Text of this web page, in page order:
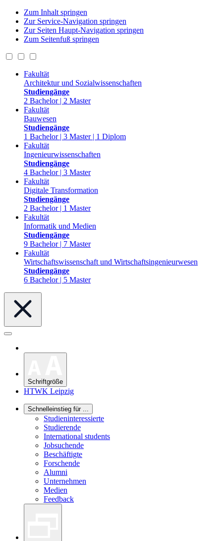
Zum Inhalt springen
Zur Service-Navigation springen
Zur Seiten Haupt-Navigation springen
Zum Seitenfuß springen
Fakultät
Architektur und Sozialwissenschaften
Studiengänge
2 Bachelor | 2 Master
Fakultät
Bauwesen
Studiengänge
1 Bachelor | 3 Master | 1 Diplom
Fakultät
Ingenieurwissenschaften
Studiengänge
4 Bachelor | 3 Master
Fakultät
Digitale Transformation
Studiengänge
2 Bachelor | 1 Master
Fakultät
Informatik und Medien
Studiengänge
9 Bachelor | 7 Master
Fakultät
Wirtschaftswissenschaft und Wirtschaftsingenieurwesen
Studiengänge
6 Bachelor | 5 Master
Schriftgröße
HTWK Leipzig
Schnelleinstieg für ...
Studieninteressierte
Studierende
International students
Jobsuchende
Beschäftigte
Forschende
Alumni
Unternehmen
Medien
Feedback